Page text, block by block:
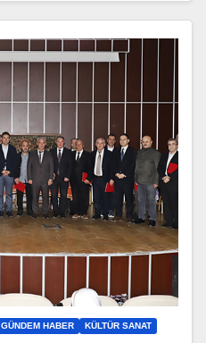
GÜNDEM HABER KÜLTÜR SANAT